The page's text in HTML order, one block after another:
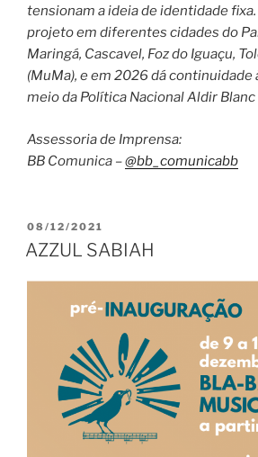
tensionam a ideia de identidade
projeto em diferentes cidades do
Maringá, Cascavel, Foz do Iguaçu,
(MuMa), e em 2026 dá continuidade
meio da Política Nacional Aldir Blanc
Assessoria de Imprensa:
BB Comunica –@bb_comunicabb
PUBLICADO
EM
08/12/2021
AZZUL SABIAH